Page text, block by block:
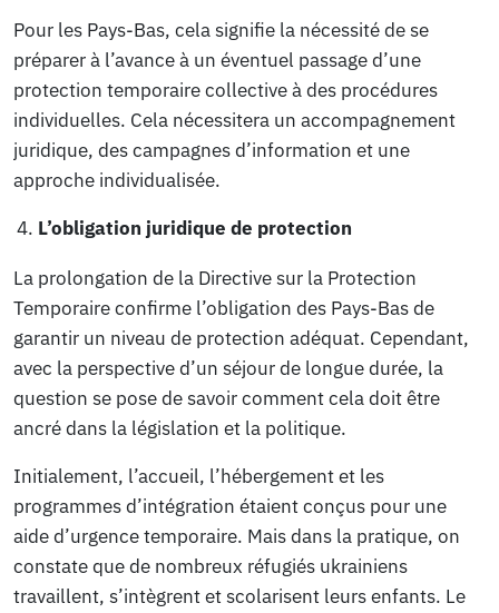
Pour les Pays-Bas, cela signifie la nécessité de se
préparer à l’avance à un éventuel passage d’une
protection temporaire collective à des procédures
individuelles. Cela nécessitera un accompagnement
juridique, des campagnes d’information et une
approche individualisée.
L’obligation juridique de protection
La prolongation de la Directive sur la Protection
Temporaire confirme l’obligation des Pays-Bas de
garantir un niveau de protection adéquat. Cependant,
avec la perspective d’un séjour de longue durée, la
question se pose de savoir comment cela doit être
ancré dans la législation et la politique.
Initialement, l’accueil, l’hébergement et les
programmes d’intégration étaient conçus pour une
aide d’urgence temporaire. Mais dans la pratique, on
constate que de nombreux réfugiés ukrainiens
travaillent, s’intègrent et scolarisent leurs enfants. Le